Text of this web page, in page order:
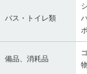
バス・トイレ類
備品、消耗品